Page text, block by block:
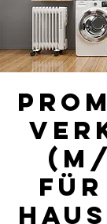
für